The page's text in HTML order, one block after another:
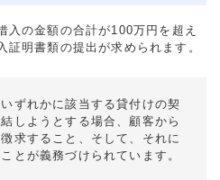
入の金額の合計が100万円を超え
証明書類の提出が求められます。
ずれかに該当する貸付けの契
しようとする場合、顧客から
求すること、そして、それに
とが義務づけられています。